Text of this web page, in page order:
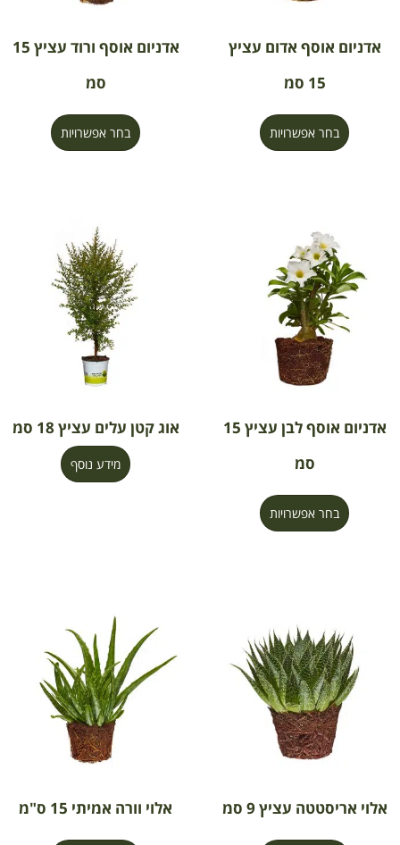
אדניום אוסף אדום עציץ
15 סמ
בחר אפשרויות
אדניום אוסף ורוד עציץ 15
סמ
בחר אפשרויות
אדניום אוסף לבן עציץ 15
סמ
בחר אפשרויות
אוג קטן עלים עציץ 18 סמ
מידע נוסף
אלוי אריסטטה עציץ 9 סמ אלוי וורה אמיתי 15 ס"מ